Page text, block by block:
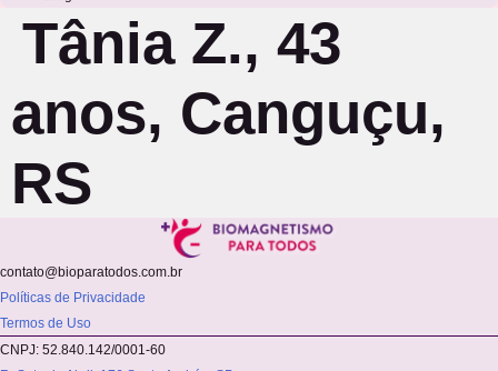
Tânia Z., 43
anos, Canguçu,
RS
contato@bioparatodos.com.br
Políticas de Privacidade
Termos de Uso
CNPJ: 52.840.142/0001-60